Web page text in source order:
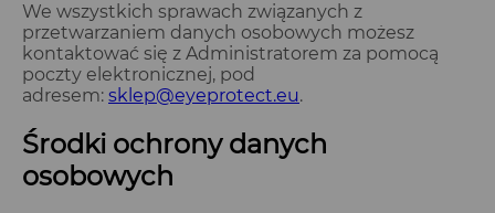
We wszystkich sprawach związanych z
przetwarzaniem danych osobowych możesz
kontaktować się z Administratorem za pomocą
poczty elektronicznej, pod
adresem: sklep@eyeprotect.eu.
Środki ochrony danych
osobowych